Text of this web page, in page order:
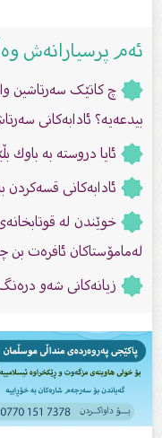
ئەم پرسیارانەش
چ کاتێک سەرتاشین
بیدعەیە؟ ئادابەکانى
ئایا دروسته‌ به‌ باوك
ئادابەکانی قسەکردن
خوێندن لە
لەمامۆستاکان ئافرەت بن
زیانەکانى شەو درەنگ